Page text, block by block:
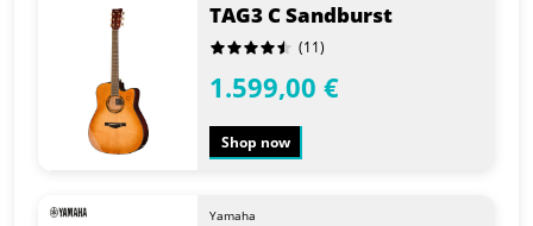
TAG3 C Sandburst
(11)
1.599,00 €
Shop now
Yamaha